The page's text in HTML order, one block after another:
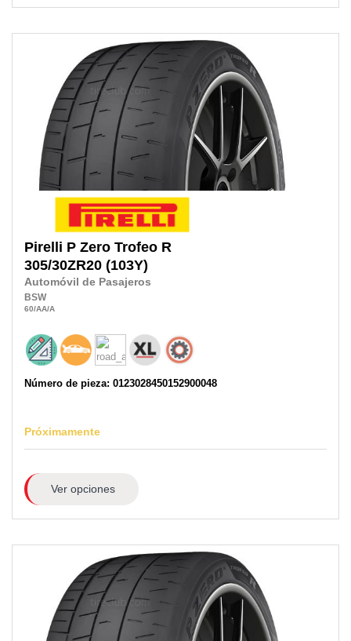
Pirelli P Zero Trofeo R
305/30ZR20 (103Y)
Automóvil de Pasajeros
BSW
60/AA/A
Número de pieza: 0123028450152900048
Próximamente
Ver opciones